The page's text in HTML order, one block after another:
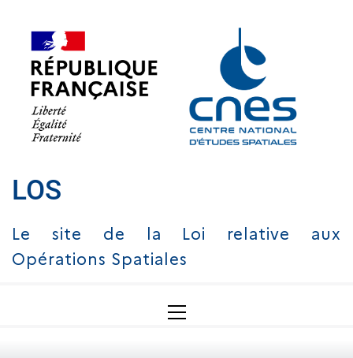
content
LOS
Le site de la Loi relative aux
Opérations Spatiales
Menu